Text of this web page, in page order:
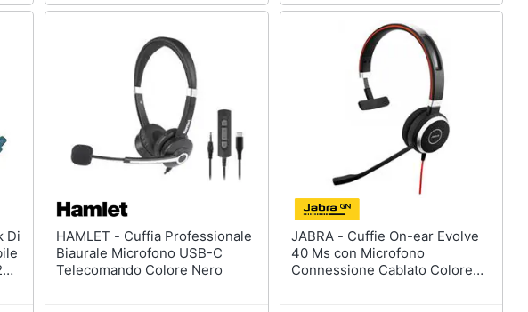
HAMLET - Cuffia Professionale
Biaurale Microfono USB-C
Telecomando Colore Nero
JABRA - Cuffie On-ear Evolve
40 Ms con Microfono
Connessione Cablato Colore